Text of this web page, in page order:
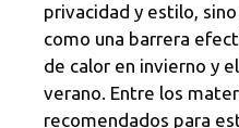
privacidad y estilo,
como una barrera
de calor en invierno y
verano. Entre los
recomendados para